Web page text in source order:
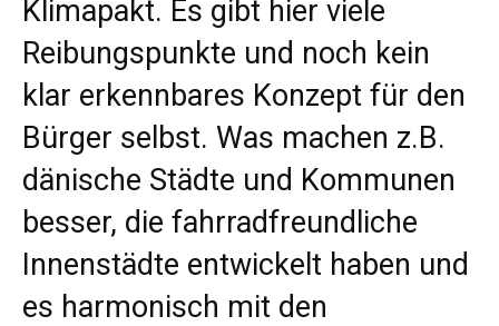
Klimapakt. Es gibt hier viele
Reibungspunkte und noch kein
klar erkennbares Konzept für den
Bürger selbst. Was machen z.B.
dänische Städte und Kommunen
besser, die fahrradfreundliche
Innenstädte entwickelt haben und
es harmonisch mit den